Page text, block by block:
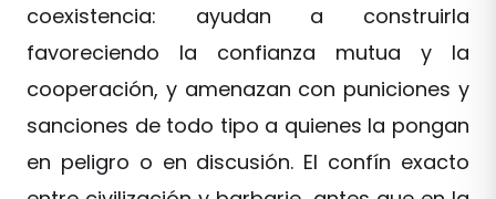
coexistencia: ayudan a construirla
favoreciendo la confianza mutua y la
cooperación, y amenazan con puniciones y
sanciones de todo tipo a quienes la pongan
en peligro o en discusión. El confín exacto